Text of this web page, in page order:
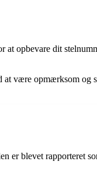
at opbevare dit
være opmærksom og
er blevet rapporteret